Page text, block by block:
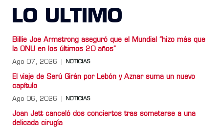
LO ULTIMO
Billie Joe Armstrong aseguró que el Mundial “hizo más que
la ONU en los últimos 20 años”
Ago 07, 2026 NOTICIAS
El viaje de Serú Girán por Lebón y Aznar suma un nuevo
capítulo
Ago 06, 2026 NOTICIAS
Joan Jett canceló dos conciertos tras someterse a una
delicada cirugía